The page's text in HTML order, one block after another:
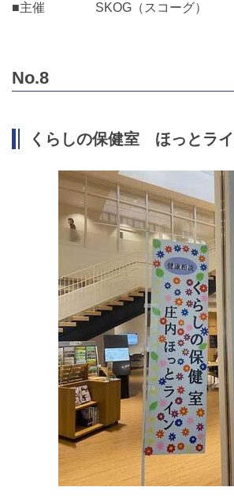
■主催 SKOG（スコーグ）
No.8
くらしの保健室 ほっとラ